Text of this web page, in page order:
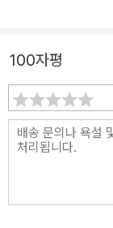
에 이루어져 후대
원문에 반영하는
권의 말미에 교감
용을 살피면서, 여
고려대장경의 특
(附記)한 음사와
착(穿鑿)하여 해주 스님
100자평